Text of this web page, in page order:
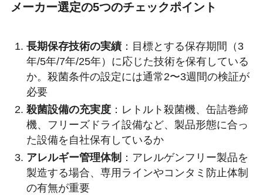
メーカー選定の5つのチェックポイント
長期保存技術の実績：目標とする保存期間（3
年/5年/7年/25年）に応じた技術を保有している
か。殺菌条件の設定には通常2〜3週間の検証が
必要
殺菌設備の充実度：レトルト殺菌機、缶詰巻締
機、フリーズドライ設備など、製品形態に合っ
た設備を自社保有しているか
アレルギー管理体制 ：アレルゲンフリー製品を
製造する場合、専用ラインやコンタミ防止体制
の有無が重要